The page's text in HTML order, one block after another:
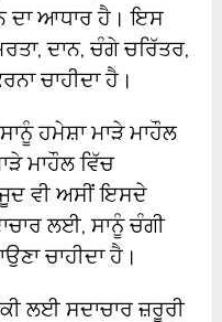
ਦਾ ਆਧਾਰ ਹੈ। ਇਸ
ਦਾਨ, ਚੰਗੇ ਚਰਿੱਤਰ,
ਚਾਹੀਦਾ ਹੈ।
ਹਮੇਸ਼ਾ ਮਾੜੇ ਮਾਹੌਲ
ਮਾਹੌਲ ਵਿੱਚ
ਵੀ ਅਸੀਂ ਇਸਦੇ
ਲਈ, ਸਾਨੂੰ ਚੰਗੀ
ਚਾਹੀਦਾ ਹੈ।
ਲਈ ਸਦਾਚਾਰ ਜ਼ਰੂਰੀ